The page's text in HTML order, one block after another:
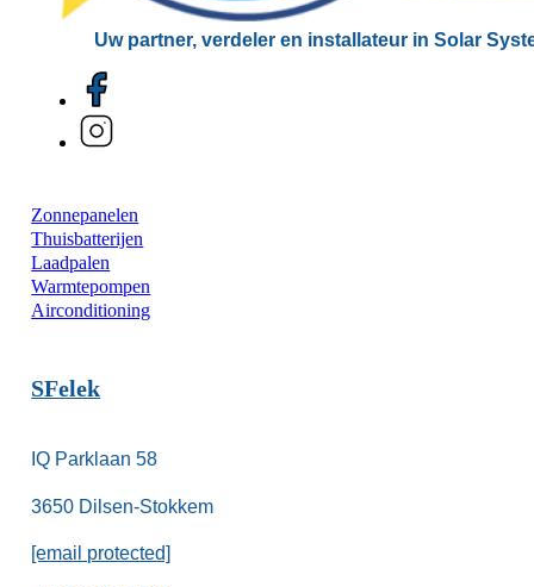
Uw partner, verdeler en installateur in Solar
Zonnepanelen
Thuisbatterijen
Laadpalen
Warmtepompen
Airconditioning
SFelek
IQ Parklaan 58
3650 Dilsen-Stokkem
[email protected]